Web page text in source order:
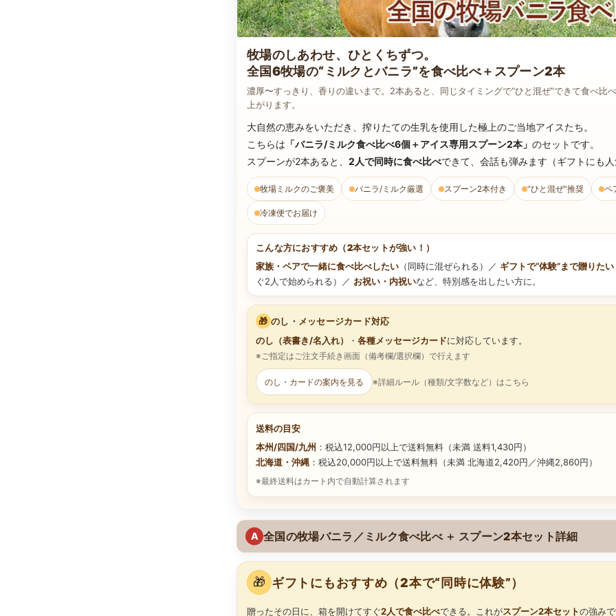
牧場のしあわせ、ひとくちずつ。
全国6牧場の“ミルクとバニラ”を食べ比べ＋スプーン2本
濃厚〜すっきり、香りの違いまで。2本あると、同じタイミングで“ひと混ぜ”できて食べ比
上がります。
大自然の恵みをいただき、搾りたての生乳を使用した極上のご当地アイスたち。
こちらは 「バニラ/ミルク食べ比べ6個＋アイス専用スプーン2本」 のセットです。
スプーンが2本あると、 2人で同時に食べ比べできて、会話も弾みます（ギフトにも
牧場ミルクのご褒美 バニラ/ミルク厳選 スプーン2本付き “ひと混ぜ”推奨 ペ
冷凍便でお届け
こんな方におすすめ（2本セットが強い！）
家族・ペアで一緒に食べ比べしたい （同時に混ぜられる）／ ギフトで“体験”まで贈りたい
ぐ2人で始められる）／ お祝い・内祝いなど、特別感を出したい方に。
🎁 のし・メッセージカード対応
のし（表書き/名入れ）
・ 各種メッセージカードに対応しています。
※ご指定はご注文手続き画面（備考欄/選択欄）で行えます
のし・カードの案内を見る ※詳細ルール（種類/文字数など）はこちら
送料の目安
本州/四国/九州 ：税込12,000円以上で送料無料（未満 送料1,430円）
北海道・沖縄 ：税込20,000円以上で送料無料（未満 北海道2,420円／沖縄2,860円）
※最終送料はカート内で自動計算されます
A 全国の牧場バニラ／ミルク食べ比べ ＋ スプーン2本セット詳細
🎁 ギフトにもおすすめ（2本で“同時に体験”）
贈ったその日に、箱を開けてすぐ2人で食べ比べできる。これがスプーン2本セットの強み